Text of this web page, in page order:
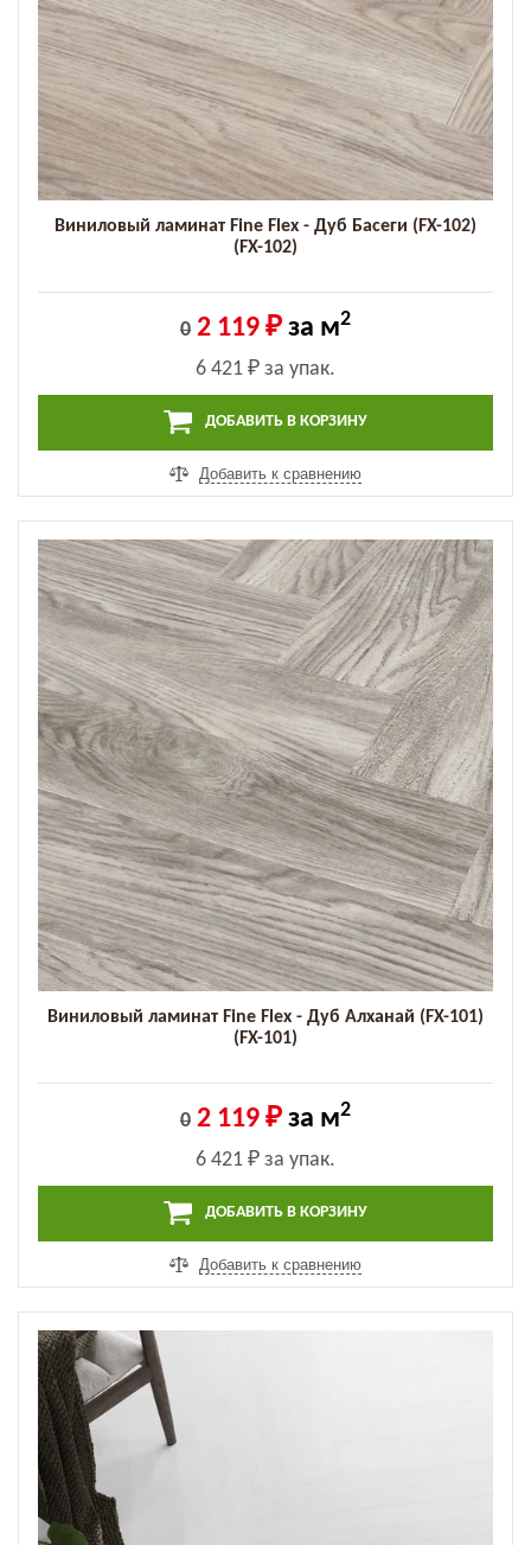
Виниловый ламинат Fine Flex - Дуб Басеги (FX-102)
(FX-102)
0 2 119 ₽ за м2
6 421 ₽ за упак.
ДОБАВИТЬ В КОРЗИНУ
Добавить к сравнению
Виниловый ламинат Fine Flex - Дуб Алханай (FX-101)
(FX-101)
0 2 119 ₽ за м2
6 421 ₽ за упак.
ДОБАВИТЬ В КОРЗИНУ
Добавить к сравнению